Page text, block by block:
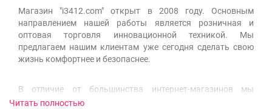
Магазин "i3412.com" открыт в 2008 году. Основным
направлением нашей работы является розничная и
оптовая торговля инновационной техникой. Мы
предлагаем нашим клиентам уже сегодня сделать свою
жизнь комфортнее и безопаснее.
В отличие от большинства интернет-магазинов мы
ответственно подходим к подбору ассортимента,
Читать полностью